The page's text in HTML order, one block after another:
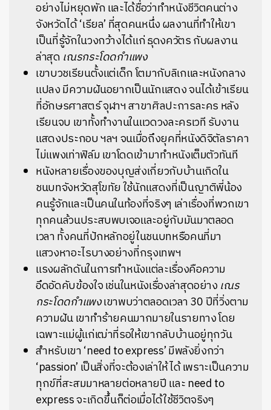
อย่างไม่หยุดพัก และได้ชื่อว่าทำหนังชีวิตคนต่าง
จังหวัดได้ ‘เรียล’ ที่สุดคนหนึ่ง ผลงานที่ทำให้เขา
เป็นที่รู้จักในวงกว้างได้แก่ ธุดงควัตร กับผลงาน
ล่าสุด เณรกระโดดกำแพง
เขาบวชเรียนตั้งแต่เด็ก โตมากับลิเกและหนังกลาง
แปลง มีความฝันอยากเป็นนักแสดง จนได้เข้าเรียน
ที่อักษรศาสตร์ จุฬาฯ สาขาศิลปะการละคร หลัง
เรียนจบ เขาทั้งทำงานในแวดวงละครเวที รับงาน
แสดงประกอบ ฯลฯ จนเมื่อถึงยุคที่หนังดิจิตัลราคา
ไม่แพงเท่าฟิล์ม เขาโดดเข้ามาทำหนังเต็มตัวทันที
หนังหลายเรื่องของบุญส่งเกี่ยวกับบ้านเกิดใน
ชนบทจังหวัดสุโขทัย ใช้นักแสดงที่เป็นญาติพี่น้อง
คนรู้จักและเป็นคนในท้องที่จริงๆ เล่าเรื่องที่พวกเขา
ทุกคนล้วนประสบพบเจอและอยู่กับมันมาตลอด
เวลา ทั้งคนที่ปักหลักอยู่ในชนบทหรือคนที่มา
แสวงหาอะไรบางอย่างที่กรุงเทพฯ
แรงผลักดันในการทำหนังแต่ละเรื่องคือความ
อึดอัดคับข้องใจ เช่นในหนังเรื่องล่าสุดอย่าง เณร
กระโดดกำแพงเขาพบว่าตลอดเวลา 30 ปีที่วิ่งตาม
ความฝัน เขาทำร้ายคนมากมายในรายทาง โดย
เฉพาะแม่ผู้แก่เฒ่าที่รอให้เขากลับบ้านอยู่ทุกวัน
สำหรับเขา ‘need to express’ มีพลังยิ่งกว่า
‘passion’ เป็นสิ่งที่จะต้องเล่าให้ได้ เพราะเป็นความ
ทุกข์ที่สะสมมาหลายต่อหลายปี และ need to
express จะเกิดขึ้นก็ต่อเมื่อได้ใช้ชีวิตจริงๆ